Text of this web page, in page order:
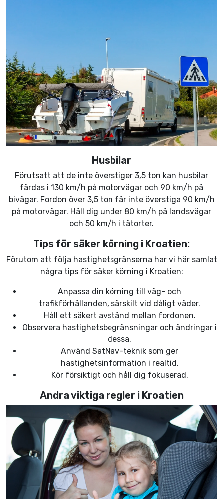
Husbilar
Förutsatt att de inte överstiger 3,5 ton kan husbilar
färdas i 130 km/h på motorvägar och 90 km/h på
bivägar. Fordon över 3,5 ton får inte överstiga 90 km/h
på motorvägar. Håll dig under 80 km/h på landsvägar
och 50 km/h i tätorter.
Tips för säker körning i Kroatien:
Förutom att följa hastighetsgränserna har vi här samlat
några tips för säker körning i Kroatien:
Anpassa din körning till väg- och
trafikförhållanden, särskilt vid dåligt väder.
Håll ett säkert avstånd mellan fordonen.
Observera hastighetsbegränsningar och ändringar i
dessa.
Använd SatNav-teknik som ger
hastighetsinformation i realtid.
Kör försiktigt och håll dig fokuserad.
Andra viktiga regler i Kroatien